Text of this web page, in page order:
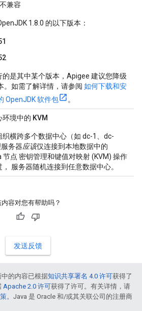
兼容
1.8.0 的以下版本：
的是其中某个版本，Apigee 建议您降级
。如需了解详情，请参阅 如何下载和安
OpenJDK 软件包
。
环境中的 KVM
织横跨多个数据中心（如 dc-1、dc-
务器应该仅连接到本地数据中的
节点 密钥管理和键值对映射 (KVM) 操作
服务器随机连接到任意数据中心。
内容对您有帮助吗？
发送反馈
的内容已根据知识共享署名 4.0 许可获得了
Apache 2.0 许可获得了许可。有关详情，请
。Java 是 Oracle 和/或其关联公司的注册商